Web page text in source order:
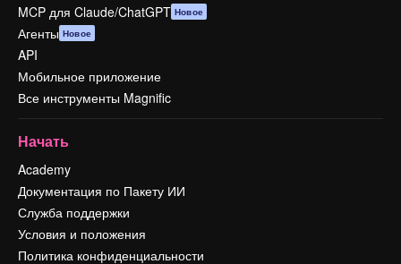
MCP для Claude/ChatGPT Новое
Агенты Новое
API
Мобильное приложение
Все инструменты Magnific
Начать
Academy
Документация по Пакету ИИ
Служба поддержки
Условия и положения
Политика конфиденциальности